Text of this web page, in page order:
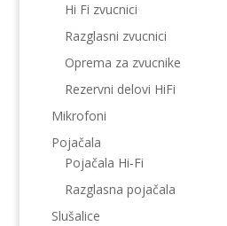
Hi Fi zvucnici
Razglasni zvucnici
Oprema za zvucnike
Rezervni delovi HiFi
Mikrofoni
Pojačala
Pojačala Hi-Fi
Razglasna pojačala
Slušalice